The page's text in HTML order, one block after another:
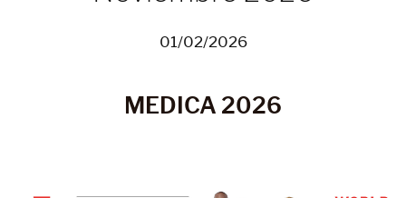
01/02/2026
MEDICA 2026